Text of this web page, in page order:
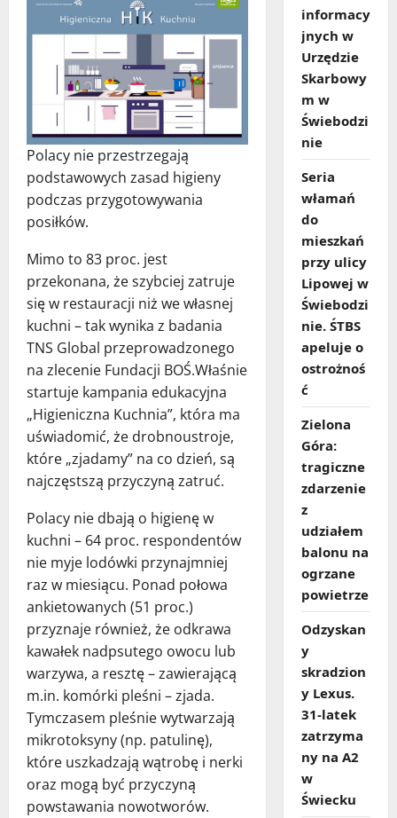
Polacy nie przestrzegają
podstawowych zasad higieny
podczas przygotowywania
posiłków.
Mimo to 83 proc. jest
przekonana, że szybciej zatruje
się w restauracji niż we własnej
kuchni – tak wynika z badania
TNS Global przeprowadzonego
na zlecenie Fundacji BOŚ.Właśnie
startuje kampania edukacyjna
„Higieniczna Kuchnia”, która ma
uświadomić, że drobnoustroje,
które „zjadamy” na co dzień, są
najczęstszą przyczyną zatruć.
Polacy nie dbają o higienę w
kuchni – 64 proc. respondentów
nie myje lodówki przynajmniej
raz w miesiącu. Ponad połowa
ankietowanych (51 proc.)
przyznaje również, że odkrawa
kawałek nadpsutego owocu lub
warzywa, a resztę – zawierającą
m.in. komórki pleśni – zjada.
Tymczasem pleśnie wytwarzają
mikrotoksyny (np. patulinę),
które uszkadzają wątrobę i nerki
oraz mogą być przyczyną
powstawania nowotworów.
informacy
jnych w
Urzędzie
Skarbowy
m w
Świebodzi
nie
Seria
włamań
do
mieszkań
przy ulicy
Lipowej w
Świebodzi
nie. ŚTBS
apeluje o
ostrożnoś
ć
Zielona
Góra:
tragiczne
zdarzenie
z
udziałem
balonu na
ogrzane
powietrze
Odzyskan
y
skradzion
y Lexus.
31‑latek
zatrzyma
ny na A2
w
Świecku